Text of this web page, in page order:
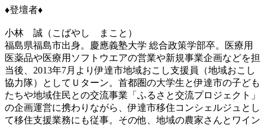
♦登壇者♦
小林 誠（こばやし まこと）
福島県福島市出身。慶應義塾大学 総合政策学部卒。医療用
医薬品や医療用ソフトウエアの営業や新規事業企画などを担
当後、2013年7月より伊達市地域おこし支援員（地域おこし
協力隊）としてＵターン。首都圏の大学生と伊達市の子ども
たちや地域住民との交流事業「ふるさと交流プロジェクト」
の企画運営に携わりながら、伊達市移住コンシェルジュとし
て移住支援業務にも従事。その他、地域の農家さんとワイン